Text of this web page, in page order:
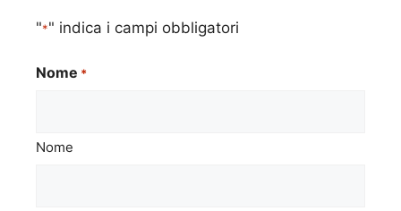
"*" indica i campi obbligatori
Nome *
Nome